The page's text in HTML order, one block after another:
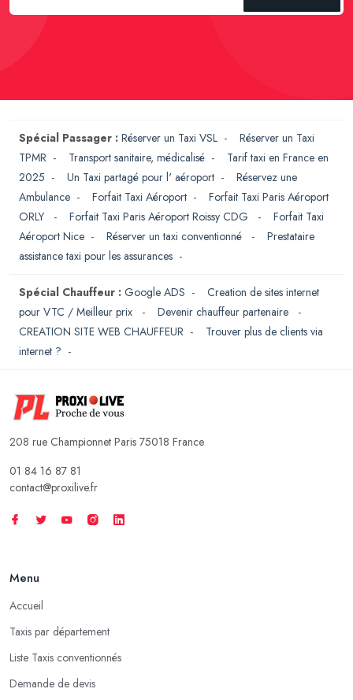
Spécial Passager : Réserver un Taxi VSL - Réserver un Taxi
TPMR - Transport sanitaire, médicalisé - Tarif taxi en France en
2025 - Un Taxi partagé pour l' aéroport - Réservez une
Ambulance - Forfait Taxi Aéroport - Forfait Taxi Paris Aéroport
ORLY
- Forfait Taxi Paris Aéroport Roissy CDG - Forfait Taxi
Aéroport Nice - Réserver un taxi conventionné - Prestataire
assistance taxi pour les assurances -
Spécial Chauffeur : Google ADS - Creation de sites internet
pour VTC / Meilleur prix
- Devenir chauffeur partenaire
-
CREATION SITE WEB CHAUFFEUR - Trouver plus de clients via
internet ? -
208 rue Championnet Paris 75018 France
01 84 16 87 81
contact@proxilive.fr
Menu
Accueil
Taxis par département
Liste Taxis conventionnés
Demande de devis